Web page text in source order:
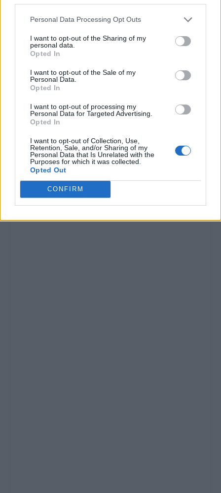
Personal Data Processing Opt Outs
I want to opt-out of the Sharing of my
personal data.
Opted In
I want to opt-out of the Sale of my
Personal Data.
Opted In
I want to opt-out of processing my
Personal Data for Targeted Advertising.
Opted In
I want to opt-out of Collection, Use,
Retention, Sale, and/or Sharing of my
Personal Data that Is Unrelated with the
Purposes for which it was collected.
Opted Out
CONFIRM